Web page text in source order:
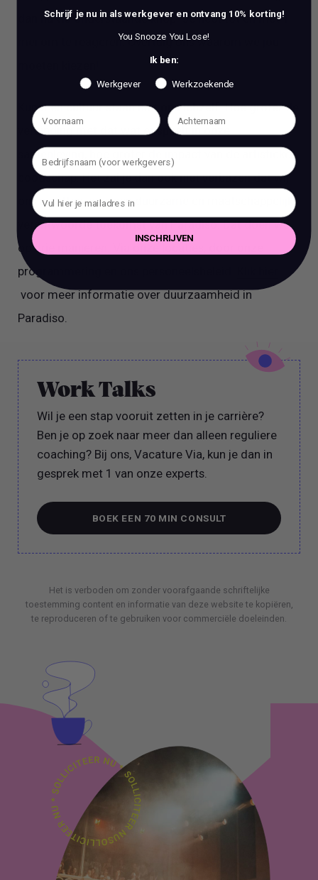
dan nu via onderstaande knop. Je hebt tot en met 1
mei om te reageren. Overtuig ons waarom we jou
Kunst en cultuur staan niet op zichzelf. Hoe groter de
verbinding met dat wat er speelt in onze
samenleving, hoe groter de impact van de artistieke
boodschap. Het zal je dan ook niet verbazen dat wij
ons inzetten voor een duurzame en maatschappelijk
verantwoorde toekomst van Paradiso. Dat doen we
op drie manieren. Via onze locaties, door onze
programmering en ons personeelsbeleid.
voor meer informatie over duurzaamheid in
Paradiso.
Work Talks
Wil je een stap vooruit zetten in je carrière?
Ben je op zoek naar meer dan alleen reguliere
coaching? Bij ons, Vacature Via, kun je dan in
gesprek met 1 van onze experts.
BOEK EEN 70 MIN CONSULT
BOEK EEN 70 MIN CONSULT
Het is verboden om zonder voorafgaande schriftelijke
toestemming content en informatie van deze website te kopiëren,
te reproduceren of te gebruiken voor commerciële doeleinden.
Schrijf je nu in als werkgever en ontvang 10% korting!
You Snooze You Lose!
Ik ben:
Werkgever Werkzoekende
INSCHRIJVEN